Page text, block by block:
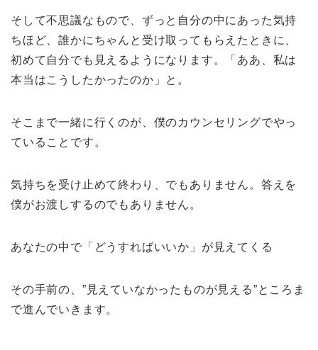
そして不思議なもので、ずっと自分の中にあった気持
ちほど、誰かにちゃんと受け取ってもらえたときに、
初めて自分でも見えるようになります。「ああ、私は
本当はこうしたかったのか」と。
そこまで一緒に行くのが、僕のカウンセリングでやっ
ていることです。
気持ちを受け止めて終わり、でもありません。答えを
僕がお渡しするのでもありません。
あなたの中で「どうすればいいか」が見えてくる
その手前の、”見えていなかったものが見える”ところま
で進んでいきます。